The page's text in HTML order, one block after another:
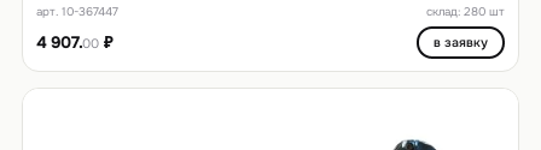
арт. 10-367447 склад: 280 шт
4 907.00₽ в заявку